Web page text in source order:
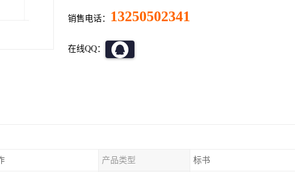
销售电话： 13250502341
在线QQ：
产品类型 标书